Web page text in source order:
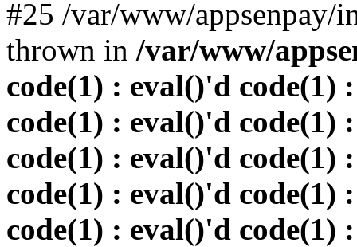
#25 /var/www/
thrown in /var/www/
code(1) : eval()'d code(1)
code(1) : eval()'d code(1)
code(1) : eval()'d code(1)
code(1) : eval()'d code(1)
code(1) : eval()'d code(1)